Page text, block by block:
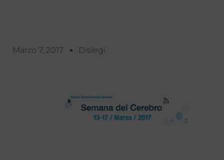
Marzo 7, 2017 Dislegi